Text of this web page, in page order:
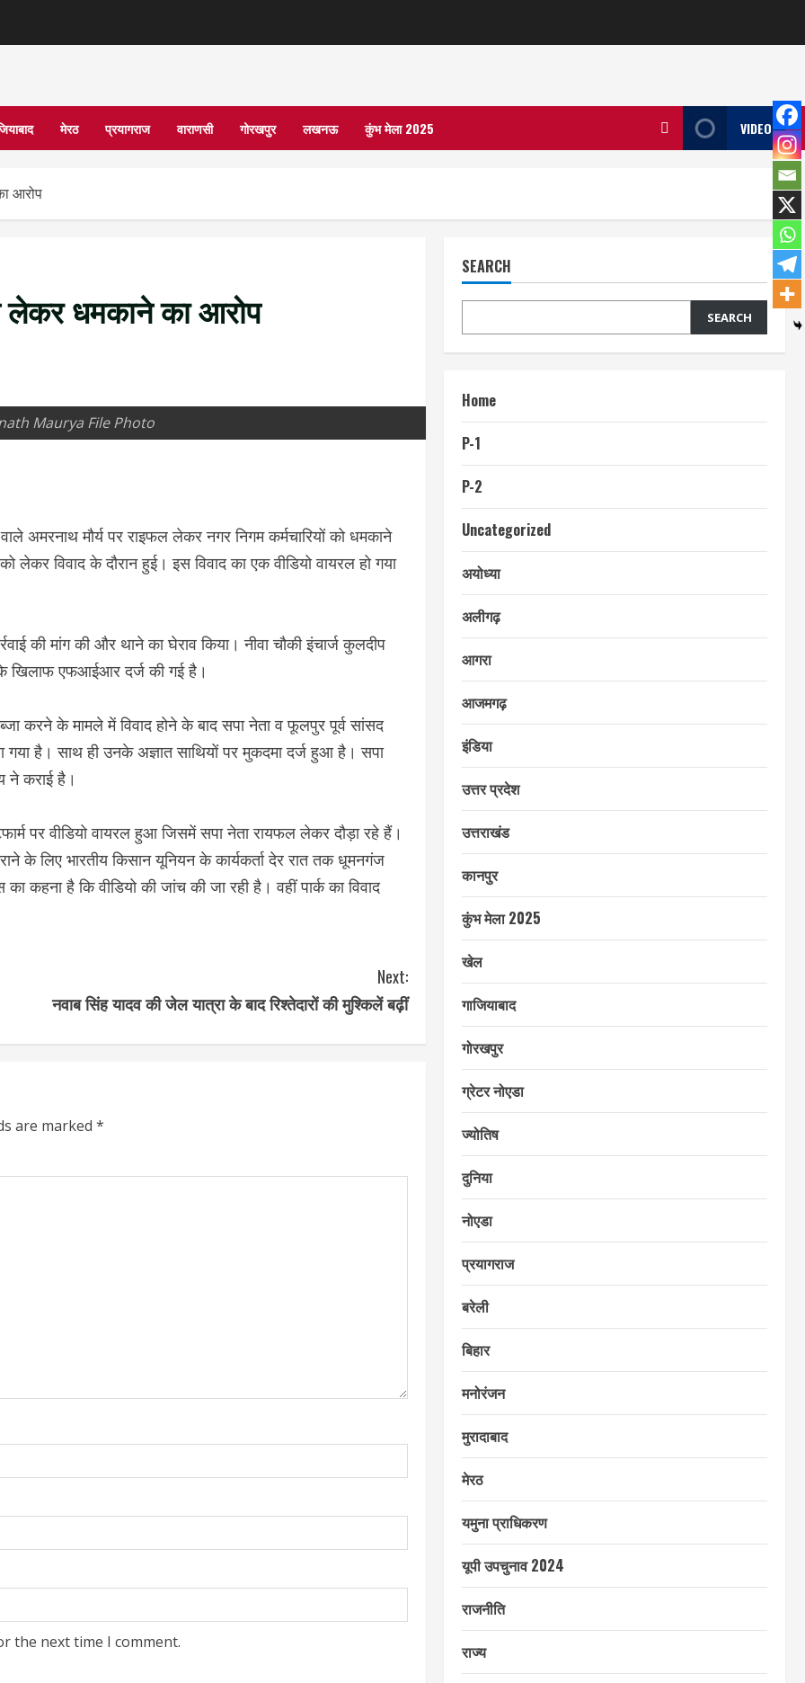
मेरठ प्रयागराज वाराणसी गोरखपुर लखनऊ कुंभ मेला 2025 VIDEO
आरोप
लेकर धमकाने का आरोप
Maurya File Photo
अमरनाथ मौर्य पर राइफल लेकर नगर निगम कर्मचारियों को धमकाने
विवाद के दौरान हुई। इस विवाद का एक वीडियो वायरल हो गया
की मांग की और थाने का घेराव किया। नीवा चौकी इंचार्ज कुलदीप
के खिलाफ एफआईआर दर्ज की गई है।
करने के मामले में विवाद होने के बाद सपा नेता व फूलपुर पूर्व सांसद
है। साथ ही उनके अज्ञात साथियों पर मुकदमा दर्ज हुआ है। सपा
ने कराई है।
पर वीडियो वायरल हुआ जिसमें सपा नेता रायफल लेकर दौड़ा रहे हैं।
के लिए भारतीय किसान यूनियन के कार्यकर्ता देर रात तक धूमनगंज
है कि वीडियो की जांच की जा रही है। वहीं पार्क का विवाद
Next:
नवाब सिंह यादव की जेल यात्रा के बाद रिश्तेदारों की मुश्किलें बढ़ीं
are marked *
the next time I comment.
SEARCH
SEARCH
Home
P-1
P-2
Uncategorized
अयोध्या
अलीगढ़
आगरा
आजमगढ़
इंडिया
उत्तर प्रदेश
उत्तराखंड
कानपुर
कुंभ मेला 2025
खेल
गाजियाबाद
गोरखपुर
ग्रेटर नोएडा
ज्योतिष
दुनिया
नोएडा
प्रयागराज
बरेली
बिहार
मनोरंजन
मुरादाबाद
मेरठ
यमुना प्राधिकरण
यूपी उपचुनाव 2024
राजनीति
राज्य